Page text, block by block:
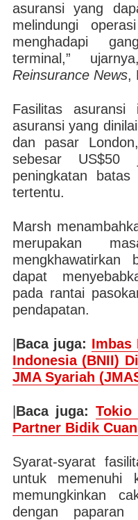
asuransi yang
melindungi
menghadapi
terminal,”
Reinsurance News,
Fasilitas
asuransi yang
dan pasar
sebesar US$50
peningkatan
tertentu.
Marsh
merupakan
dapat
pada rantai
pendapatan.
Baca juga: Imbas
Indonesia (BNII)
JMA Syariah
Baca juga: Tokio
Partner Bidik
Syarat-syarat
untuk memenuhi
memungkinkan
dengan paparan